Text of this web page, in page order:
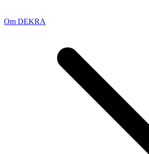
Om DEKRA